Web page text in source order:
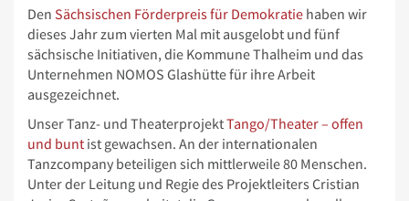
Den Sächsischen Förderpreis für Demokratie haben wir
dieses Jahr zum vierten Mal mit ausgelobt und fünf
sächsische Initiativen, die Kommune Thalheim und das
Unternehmen NOMOS Glashütte für ihre Arbeit
ausgezeichnet.
Unser Tanz- und TheaterprojektTango/Theater – offen
und bunt ist gewachsen. An der internationalen
Tanzcompany beteiligen sich mittlerweile 80 Menschen.
Unter der Leitung und Regie des Projektleiters Cristian